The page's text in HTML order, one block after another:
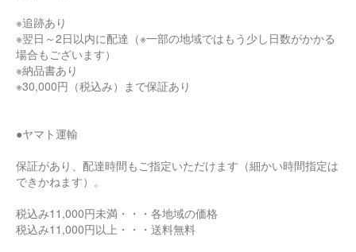
※追跡あり
※翌日～2日以内に配達（※一部の地域ではもう少し日数がかかる
場合もございます）
※納品書あり
※30,000円（税込み）まで保証あり
●ヤマト運輸
保証があり、配達時間もご指定いただけます（細かい時間指定は
できかねます）。
税込み11,000円未満・・・各地域の価格
税込み11,000円以上・・・送料無料